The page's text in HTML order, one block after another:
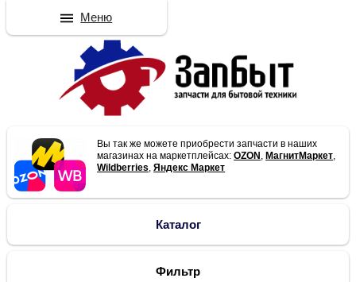
Вы так же можете приобрести запчасти в наших
магазинах на маркетплейсах:OZON , МагнитМаркет,
Wildberries,Яндекс Маркет
Каталог
Фильтр
Меню